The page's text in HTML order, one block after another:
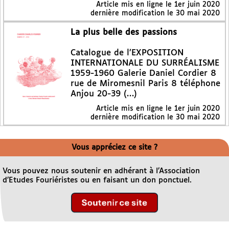
Article mis en ligne le 1er juin 2020
dernière modification le 30 mai 2020
La plus belle des passions
Catalogue de l’EXPOSITION
INTERNATIONALE DU SURRÉALISME
1959-1960 Galerie Daniel Cordier 8
rue de Miromesnil Paris 8 téléphone
Anjou 20-39 (…)
Article mis en ligne le 1er juin 2020
dernière modification le 30 mai 2020
Vous appréciez ce site ?
Vous pouvez nous soutenir en adhérant à l’Association
d’Etudes Fouriéristes ou en faisant un don ponctuel.